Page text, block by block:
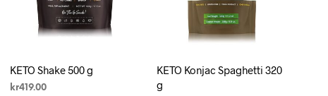
KETO Shake 500 g
kr419.00
KETO Konjac Spaghetti 320
g
D
U
E